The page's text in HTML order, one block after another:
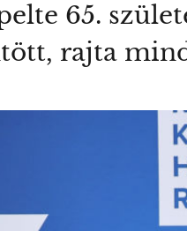
65.
rajta